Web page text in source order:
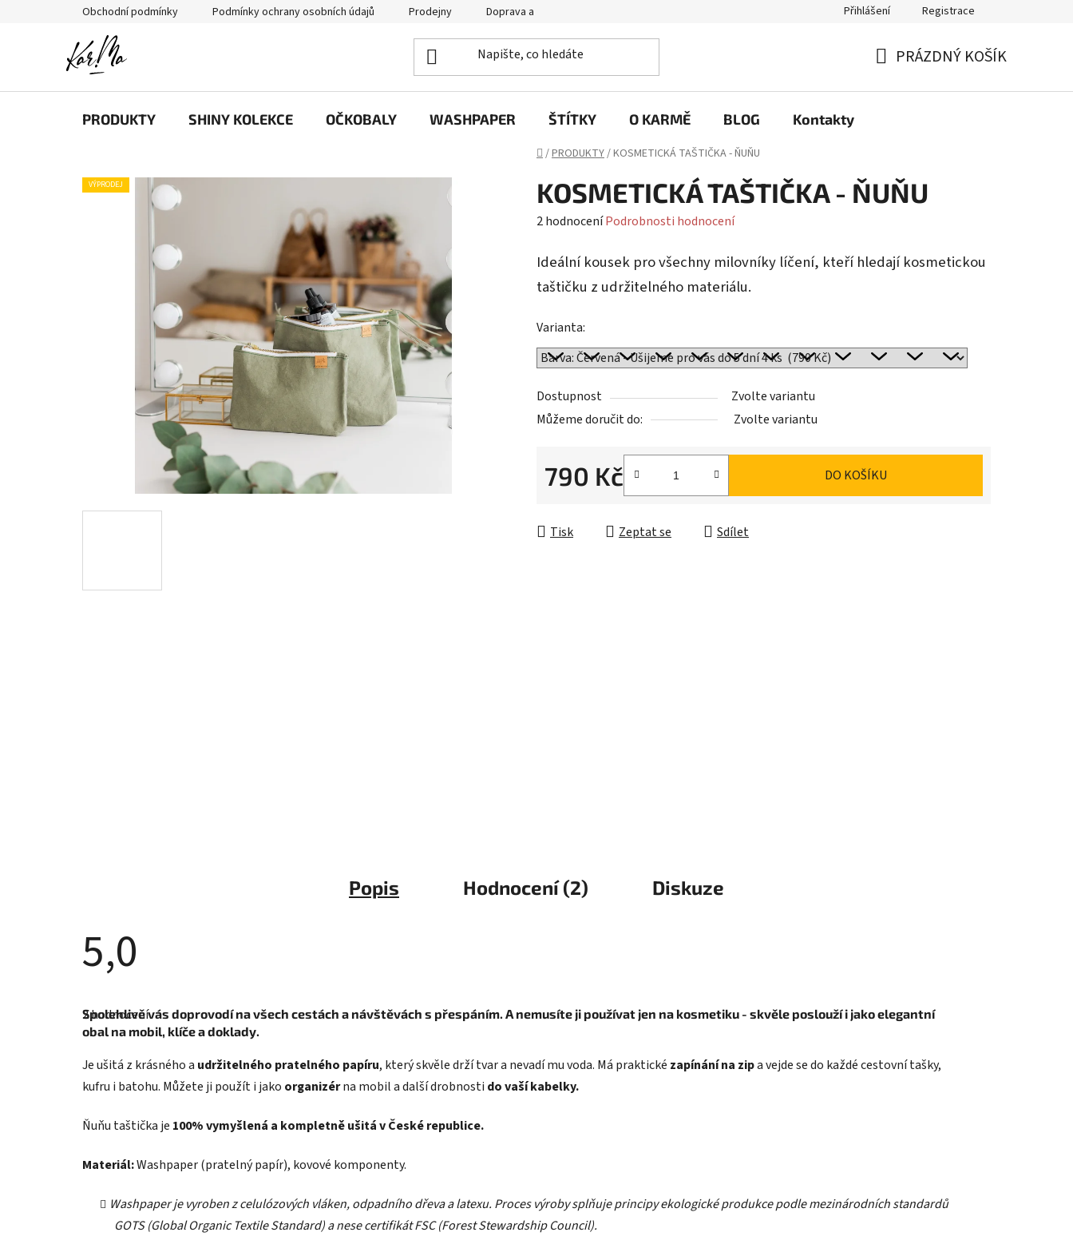
Obchodní podmínky Podmínky ochrany osobních údajů Prodejny Doprava a platba Možnosti výměny a reklamace
Přihlášení Registrace
PRÁZDNÝ KOŠÍK
PRODUKTY SHINY KOLEKCE OČKOBALY WASHPAPER ŠTÍTKY O KARMĚ BLOG Kontakty
Domů
/PRODUKTY/KOSMETICKÁ TAŠTIČKA - ŇUŇU
KOSMETICKÁ TAŠTIČKA - ŇUŇU
Průměrné
produktu
je
z
5
hvězdiček.
2 hodnoceníPodrobnosti hodnocení
Ideální kousek pro všechny milovníky líčení, kteří hledají kosmetickou
taštičku z udržitelného materiálu.
Varianta:
Dostupnost
Zvolte variantu
Můžeme doručit do:
Zvolte variantu
790 Kč DO KOŠÍKU
Tisk Zeptat se Sdílet
VÝPRODEJ
Popis Hodnocení (2) Diskuze
5,0
produktu
je
5,0
5
hvězdiček.
2 hodnocení
Spolehlivě vás doprovodí na všech cestách a návštěvách s přespáním. A nemusíte ji používat jen na kosmetiku - skvěle poslouží i jako elegantní
obal na mobil, klíče a doklady.
Je ušitá z krásného a udržitelného pratelného papíru, který skvěle drží tvar a nevadí mu voda. Má praktické zapínání na zipa vejde se do každé cestovní tašky,
kufru i batohu. Můžete ji použít i jako organizérna mobil a další drobnosti do vaší kabelky.
Ňuňu taštička je 100% vymyšlená a kompletně ušitá v České republice.
Materiál:Washpaper (pratelný papír), kovové komponenty.
Washpaper je vyroben z celulózových vláken, odpadního dřeva a latexu. Proces výroby splňuje principy ekologické produkce podle mezinárodních standardů
GOTS (Global Organic Textile Standard) a nese certifikát FSC (Forest Stewardship Council).